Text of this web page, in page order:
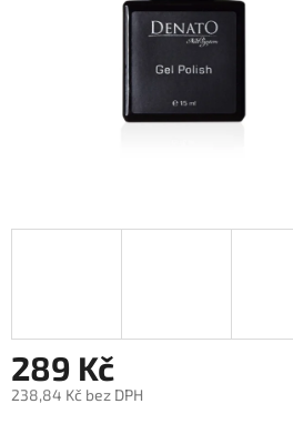
289 Kč
238,84 Kč bez DPH